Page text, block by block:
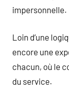
impersonnelle.
Loin d’une
encore une
chacun, où le
du service.